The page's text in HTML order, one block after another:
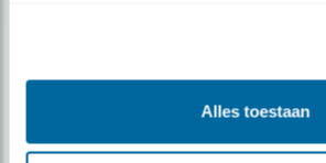
Alles toestaan
Meld je aan en ontvang nieuws,